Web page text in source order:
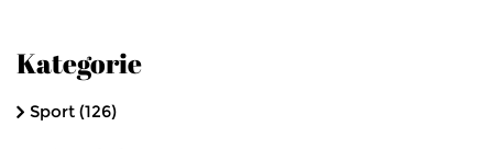
Kategorie
Sport (126)